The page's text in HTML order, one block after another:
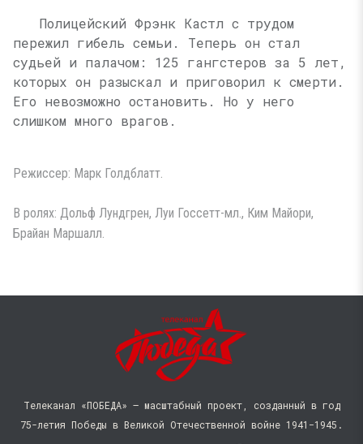
Полицейский Фрэнк Кастл с трудом
пережил гибель семьи. Теперь он стал
судьей и палачом: 125 гангстеров за 5 лет,
которых он разыскал и приговорил к смерти.
Его невозможно остановить. Но у него
слишком много врагов.
Режиссер: Марк Голдблатт.
В ролях: Дольф Лундгрен, Луи Госсетт-мл., Ким Майори,
Брайан Маршалл.
Телеканал «ПОБЕДА» — масштабный проект, созданный в год
75-летия Победы в Великой Отечественной войне 1941−1945.